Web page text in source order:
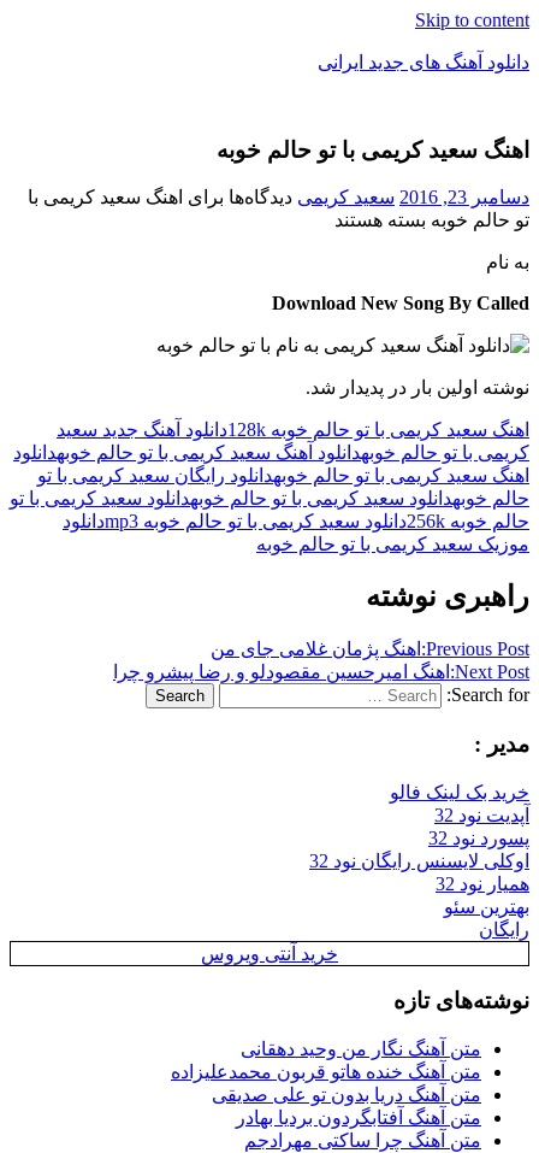
Skip to content
دانلود آهنگ های جدید ایرانی
فول
موزیک
اهنگ سعید کریمی با تو حالم خوبه
دسامبر 23, 2016 سعید کریمی دیدگاه‌ها برای اهنگ سعید کریمی با
تو حالم خوبه بسته هستند
به نام
Download New Song By Called
نوشته اولین بار در پدیدار شد.
اهنگ سعید کریمی با تو حالم خوبه 128k
دانلود آهنگ جدید سعید
کریمی با تو حالم خوبهدانلود آهنگ سعید کریمی با تو حالم خوبهدانلود
اهنگ سعید کریمی با تو حالم خوبهدانلود رایگان سعید کریمی با تو
حالم خوبهدانلود سعید کریمی با تو حالم خوبهدانلود سعید کریمی با تو
حالم خوبه 256k
دانلود سعید کریمی با تو حالم خوبه mp3
دانلود
موزیک سعید کریمی با تو حالم خوبه
راهبری نوشته
Previous Post: اهنگ پژمان غلامی جای من
Next Post: اهنگ امیرحسین مقصودلو و رضا پیشرو چرا
Search for:
Search
مدیر :
خرید بک لینک فالو
آپدیت نود 32
پسورد نود 32
اوکلی لایسنس رایگان نود 32
همیار نود 32
بهترین سئو
رایگان
خرید آنتی ویروس
نوشته‌های تازه
متن آهنگ نگار من وحید دهقانی
متن آهنگ خنده هاتو قربون محمدعلیزاده
متن آهنگ دریا بدون تو علی صدیقی
متن آهنگ آفتابگردون بردیا بهادر
متن آهنگ چرا ساکتی مهرادجم